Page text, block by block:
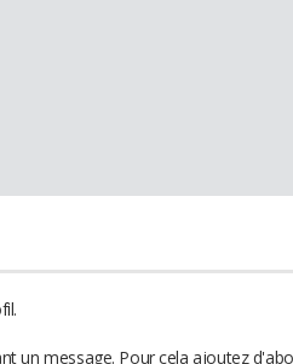
un message. Pour cela ajoutez